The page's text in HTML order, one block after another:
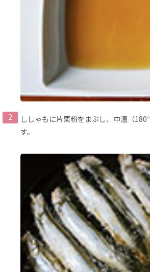
ししゃもに片栗粉をまぶし、中温（
す。